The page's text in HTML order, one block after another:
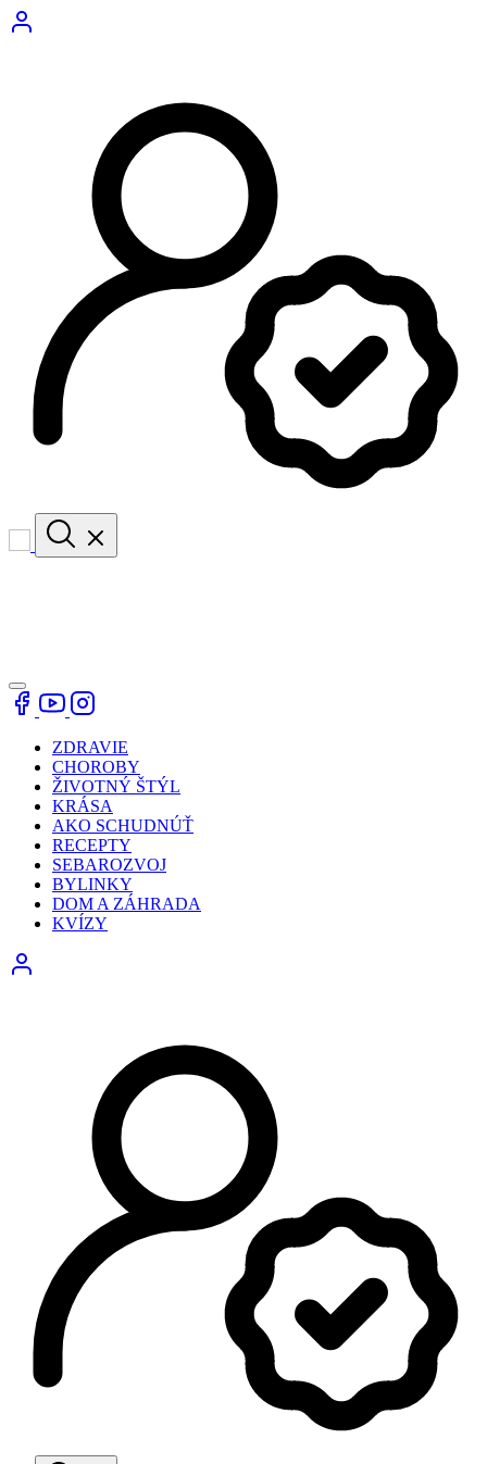
ZDRAVIE
CHOROBY
ŽIVOTNÝ ŠTÝL
KRÁSA
AKO SCHUDNÚŤ
RECEPTY
SEBAROZVOJ
BYLINKY
DOM A ZÁHRADA
KVÍZY